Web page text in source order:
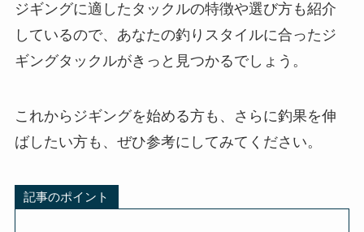
ジギングに適したタックルの特徴や選び方も紹介
しているので、あなたの釣りスタイルに合ったジ
ギングタックルがきっと見つかるでしょう。
これからジギングを始める方も、さらに釣果を伸
ばしたい方も、ぜひ参考にしてみてください。
記事のポイント